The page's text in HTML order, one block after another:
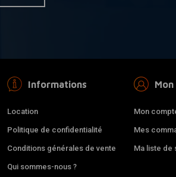
Informations
Location
Politique de confidentialité
Conditions générales de vente
Qui sommes-nous ?
Mon
Mes
Ma liste de